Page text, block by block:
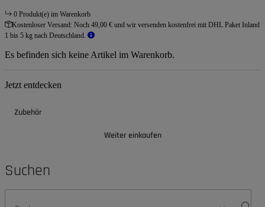
0 Produkt(e) im Warenkorb
Kostenloser Versand: Noch 49,00 € und wir versenden kostenfrei mit DHL Paket Inland
1 bis 5 kg nach Deutschland.
Es befinden sich keine Artikel im Warenkorb.
Jetzt entdecken
Zubehör
Weiter einkaufen
Suchen